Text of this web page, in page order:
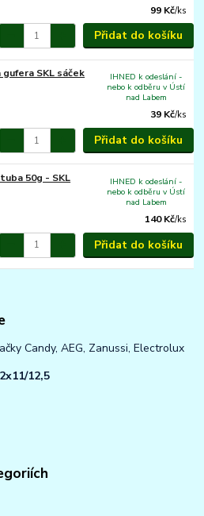
99 Kč/ks
Přidat do košíku
SKL sáček
39 Kč/ks
IHNED k odeslání -
nebo k odběru v Ústí
nad Labem
Přidat do košíku
50g - SKL
140 Kč/ks
IHNED k odeslání -
nebo k odběru v Ústí
nad Labem
Přidat do košíku
Candy, AEG, Zanussi, Electrolux
12,5